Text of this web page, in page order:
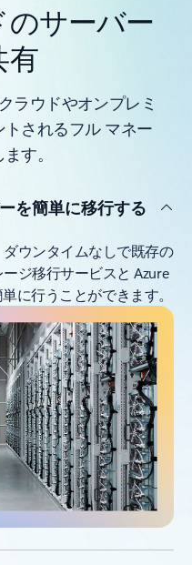
サーバー
有
ラウドやオンプレミ
されるフル マネー
す。
を簡単に移行する
ウンタイムなしで既存の
ジ移行サービスと Azure
に行うことができます。